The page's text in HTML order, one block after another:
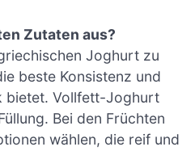
Zutaten aus?
Joghurt zu
beste Konsistenz und
bietet. Vollfett-Joghurt
Bei den Früchten
wählen, die reif und